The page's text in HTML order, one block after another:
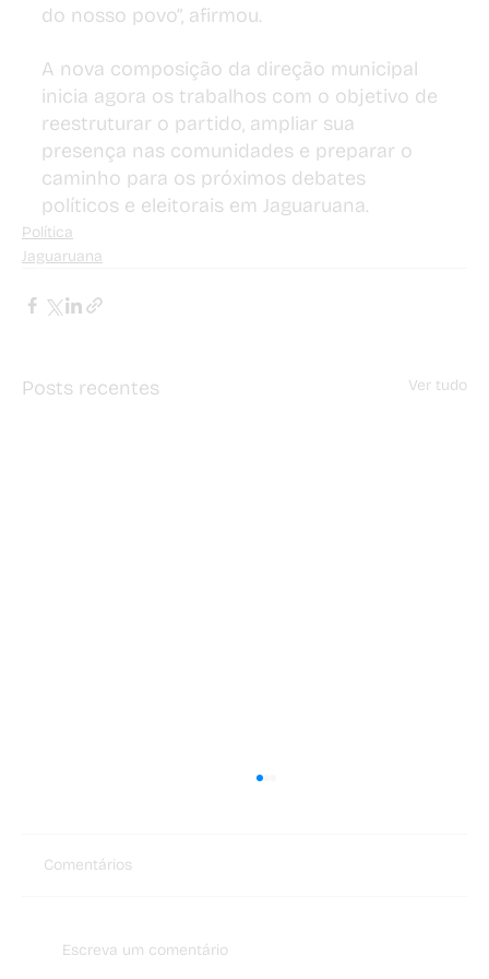
do nosso povo”, afirmou.
A nova composição da direção municipal
inicia agora os trabalhos com o objetivo de
reestruturar o partido, ampliar sua
presença nas comunidades e preparar o
caminho para os próximos debates
políticos e eleitorais em Jaguaruana.
Política
Jaguaruana
Posts recentes Ver tudo
Comentários
Escreva um comentário